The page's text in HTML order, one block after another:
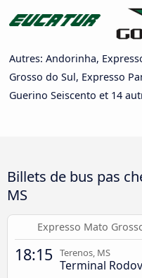
Autres: Andorinha,
Grosso do Sul, Expresso
Guerino Seiscento et 14
Billets de bus pas
MS
Expresso Mato
18:15 Terenos, MS
Terminal